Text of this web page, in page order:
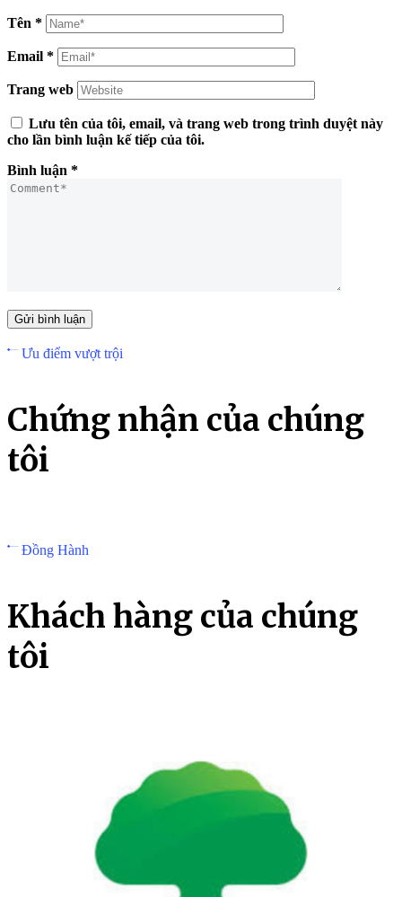
Tên *
Email *
Trang web
Lưu tên của tôi, email, và trang web trong trình duyệt này
cho lần bình luận kế tiếp của tôi.
Bình luận *
Ưu điểm vượt trội
Chứng nhận của chúng
tôi
Đồng Hành
Khách hàng của chúng
tôi